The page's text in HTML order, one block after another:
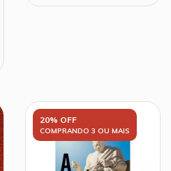
20% OFF
COMPRANDO 3 OU MAIS